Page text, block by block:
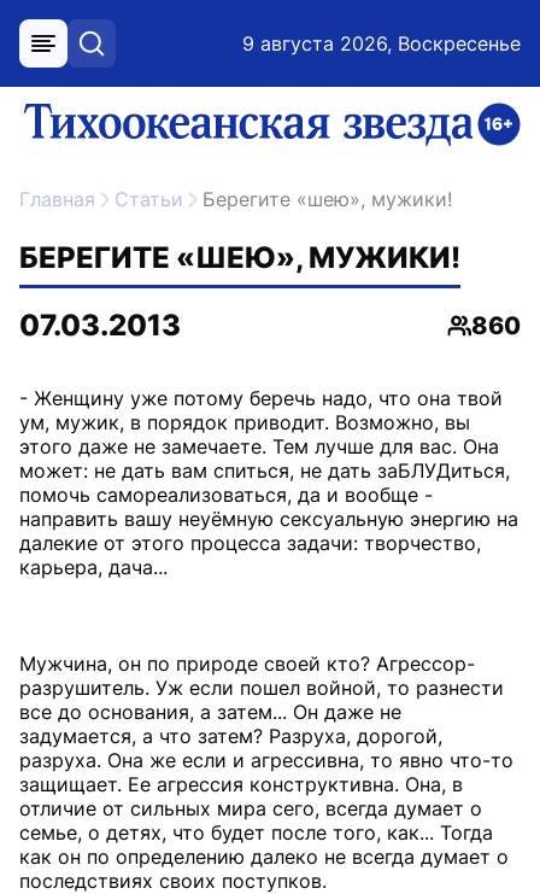
меню поиск 9 августа 2026, Воскресенье
ссылка на главную
Главная Статьи Берегите «шею», мужики!
БЕРЕГИТЕ «ШЕЮ», МУЖИКИ!
07.03.2013
860
- Женщину уже потому беречь надо, что она твой
ум, мужик, в порядок приводит. Возможно, вы
этого даже не замечаете. Тем лучше для вас. Она
может: не дать вам спиться, не дать заБЛУДиться,
помочь самореализоваться, да и вообще -
направить вашу неуёмную сексуальную энергию на
далекие от этого процесса задачи: творчество,
карьера, дача...
Мужчина, он по природе своей кто? Агрессор-
разрушитель. Уж если пошел войной, то разнести
все до основания, а затем... Он даже не
задумается, а что затем? Разруха, дорогой,
разруха. Она же если и агрессивна, то явно что-то
защищает. Ее агрессия конструктивна. Она, в
отличие от сильных мира сего, всегда думает о
семье, о детях, что будет после того, как... Тогда
как он по определению далеко не всегда думает о
последствиях своих поступков.